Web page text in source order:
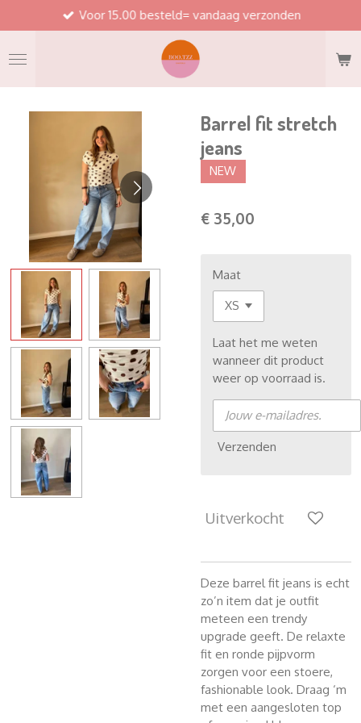
direct
naar
de
hoofdinhoud
Voor 15.00 besteld= vandaag verzonden
Barrel fit stretch
jeans
NEW
€ 35,00
Maat
Laat het me weten
wanneer dit product
weer op voorraad is.
Verzenden
Uitverkocht
Deze barrel fit jeans is echt
zo’n item dat je outfit
meteen een trendy
upgrade geeft. De relaxte
fit en ronde pijpvorm
zorgen voor een stoere,
fashionable look. Draag ‘m
met een aangesloten top